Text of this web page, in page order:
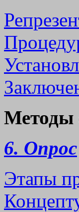
Методы
6. Опрос
Этапы